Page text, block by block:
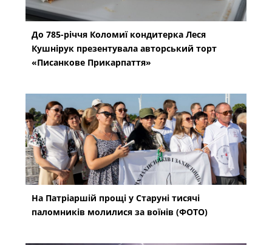
До 785-річчя Коломиї кондитерка Леся
Кушнірук презентувала авторський торт
«Писанкове Прикарпаття»
На Патріаршій прощі у Старуні тисячі
паломників молилися за воїнів (ФОТО)